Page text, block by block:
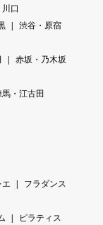
口
渋谷・原宿
赤坂・乃木坂
馬・江古田
エ
フラダンス
ピラティス